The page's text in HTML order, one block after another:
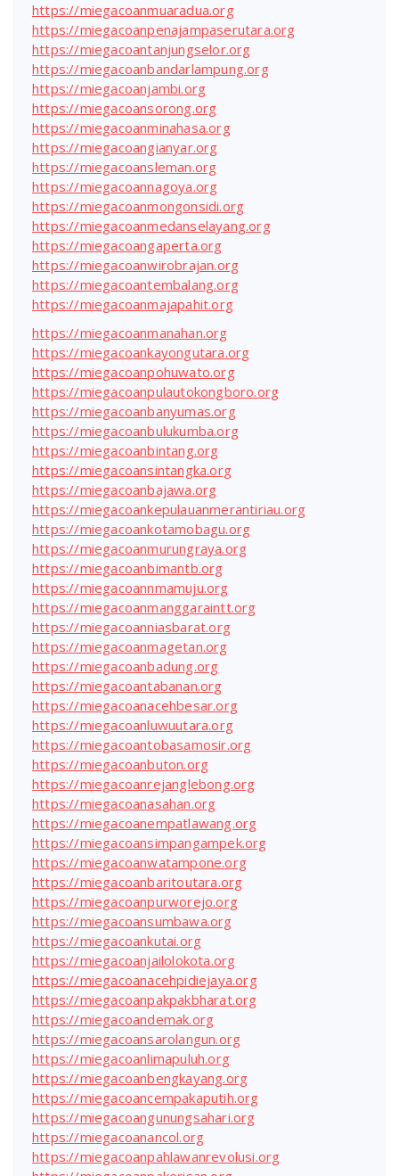
https://miegacoanmuaradua.org
https://miegacoanpenajampaserutara.org
https://miegacoantanjungselor.org
https://miegacoanbandarlampung.org
https://miegacoanjambi.org
https://miegacoansorong.org
https://miegacoanminahasa.org
https://miegacoangianyar.org
https://miegacoansleman.org
https://miegacoannagoya.org
https://miegacoanmongonsidi.org
https://miegacoanmedanselayang.org
https://miegacoangaperta.org
https://miegacoanwirobrajan.org
https://miegacoantembalang.org
https://miegacoanmajapahit.org
https://miegacoanmanahan.org
https://miegacoankayongutara.org
https://miegacoanpohuwato.org
https://miegacoanpulautokongboro.org
https://miegacoanbanyumas.org
https://miegacoanbulukumba.org
https://miegacoanbintang.org
https://miegacoansintangka.org
https://miegacoanbajawa.org
https://miegacoankepulauanmerantiriau.org
https://miegacoankotamobagu.org
https://miegacoanmurungraya.org
https://miegacoanbimantb.org
https://miegacoannmamuju.org
https://miegacoanmanggaraintt.org
https://miegacoanniasbarat.org
https://miegacoanmagetan.org
https://miegacoanbadung.org
https://miegacoantabanan.org
https://miegacoanacehbesar.org
https://miegacoanluwuutara.org
https://miegacoantobasamosir.org
https://miegacoanbuton.org
https://miegacoanrejanglebong.org
https://miegacoanasahan.org
https://miegacoanempatlawang.org
https://miegacoansimpangampek.org
https://miegacoanwatampone.org
https://miegacoanbaritoutara.org
https://miegacoanpurworejo.org
https://miegacoansumbawa.org
https://miegacoankutai.org
https://miegacoanjailolokota.org
https://miegacoanacehpidiejaya.org
https://miegacoanpakpakbharat.org
https://miegacoandemak.org
https://miegacoansarolangun.org
https://miegacoanlimapuluh.org
https://miegacoanbengkayang.org
https://miegacoancempakaputih.org
https://miegacoangunungsahari.org
https://miegacoanancol.org
https://miegacoanpahlawanrevolusi.org